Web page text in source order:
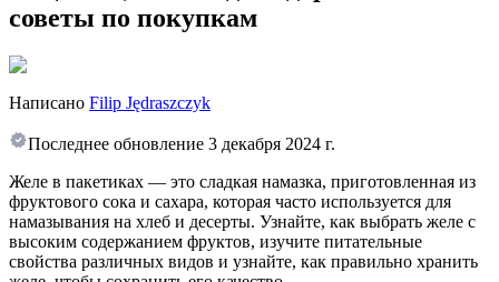
советы по покупкам
Написано Filip Jędraszczyk
Последнее обновление 3 декабря 2024 г.
Желе в пакетиках — это сладкая намазка, приготовленная из
фруктового сока и сахара, которая часто используется для
намазывания на хлеб и десерты. Узнайте, как выбрать желе с
высоким содержанием фруктов, изучите питательные
свойства различных видов и узнайте, как правильно хранить